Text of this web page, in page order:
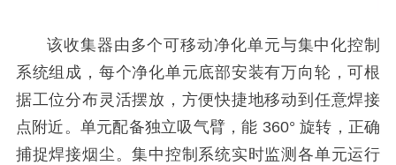
该收集器由多个可移动净化单元与集中化控制
系统组成，每个净化单元底部安装有万向轮，可根
据工位分布灵活摆放，方便快捷地移动到任意焊接
点附近。单元配备独立吸气臂，能 360° 旋转，正确
捕捉焊接烟尘。集中控制系统实时监测各单元运行